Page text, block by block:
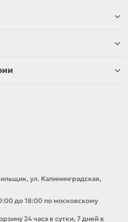
ул. Калининградская,
до 18:00 по московскому
24 часа в сутки, 7 дней в